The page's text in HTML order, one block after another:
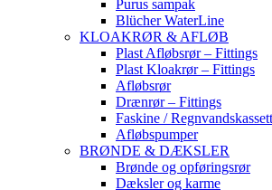
Purus sampak
Blücher WaterLine
KLOAKRØR & AFLØB
Plast Afløbsrør – Fittings
Plast Kloakrør – Fittings
Afløbsrør
Drænrør – Fittings
Faskine /
Afløbspumper
BRØNDE & DÆKSLER
Brønde og opføringsrør
Dæksler og karme